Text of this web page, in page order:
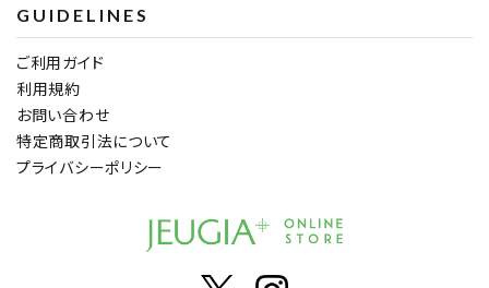
GUIDELINES
ご利用ガイド
利用規約
お問い合わせ
特定商取引法について
プライバシーポリシー